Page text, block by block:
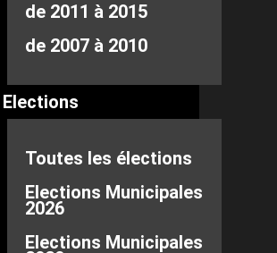
de 2011 à 2015
de 2007 à 2010
Elections
Toutes les élections
Elections Municipales
2026
Elections Municipales